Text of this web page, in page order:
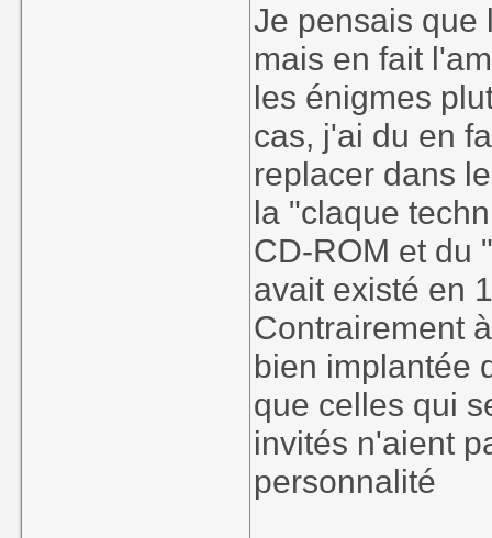
Je pensais que
mais en fait
les énigmes
cas, j'ai du en
replacer dans
la "claque
CD-ROM et du
avait existé en
Contrairement
bien implantée
que celles qui
invités n'aient
personnalité